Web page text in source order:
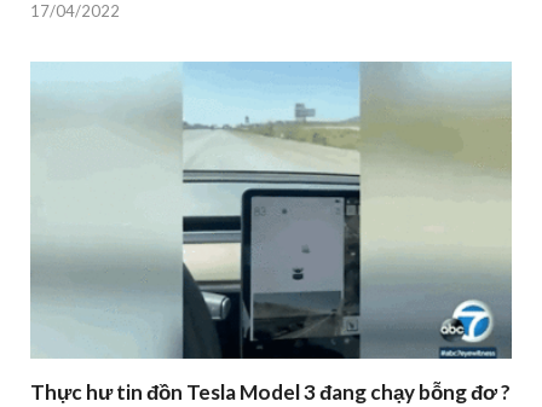
17/04/2022
Thực hư tin đồn Tesla Model 3 đang chạy bỗng đơ ?